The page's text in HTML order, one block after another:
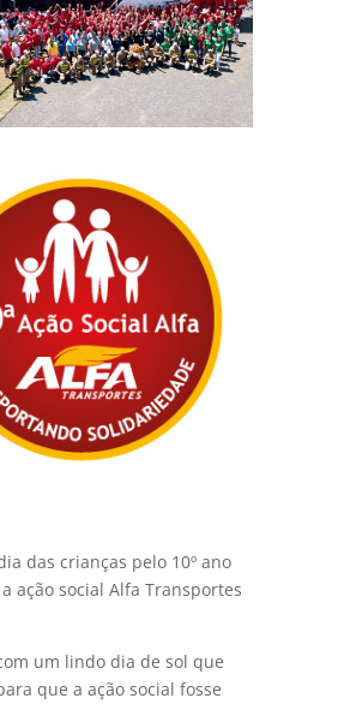
das crianças pelo 10º ano
ação social Alfa Transportes
um lindo dia de sol que
que a ação social fosse